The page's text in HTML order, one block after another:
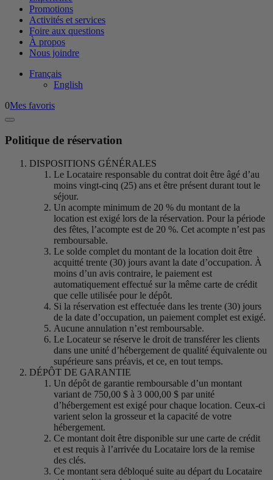
Promotions
Activités et services
Foire aux questions
À propos
Nous joindre
Français
English
0Mes favoris
Politique de réservation
DISPOSITIONS GÉNÉRALES
Le Locataire responsable du contrat doit être âgé d’au
moins vingt-cinq (25) ans et être présent durant tout le
séjour.
Un acompte minimum de 20 % du montant de la
location est exigé lors de la réservation. Pour la période
des fêtes, l’acompte est de 20 %. Cet acompte n’est pas
remboursable.
Le solde complet du montant de la location doit être
acquitté trente (30) jours avant la date d’occupation. À
moins d’un avis contraire, le paiement est
automatiquement effectué sur la même carte de crédit
que celle utilisée pour le dépôt.
Si la réservation est effectuée dans les trente (30) jours
de la date d’occupation, un paiement complet est exigé.
Aucune annulation n’est remboursable.
Le Locateur se réserve le droit de transférer les clients
dans une unité d’hébergement de qualité équivalente ou
supérieure sans préavis, et ce, en tout temps.
DÉPÔT DE GARANTIE
Un dépôt de garantie remboursable d’un montant
variant de 750,00 $ à 3 000,00 $ par unité
d’hébergement est exigé pour chaque location. Ceux-ci
varient selon la grosseur et la capacité de votre
hébergement.
Ce montant doit être disponible sur une carte de crédit
et est requis à l’arrivée du Locataire lors de la remise
des clés.
Ce montant sera débloqué suite au départ du Locataire